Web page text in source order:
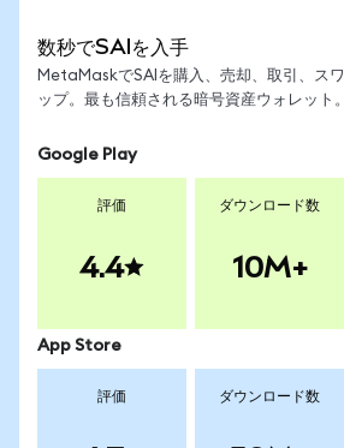
数秒でSAIを入手
MetaMaskでSAIを購入、売却、取引、スワ
ップ。最も信頼される暗号資産ウォレット。
Google Play
評価
4.4
ダウンロード数
10M+
App Store
評価 ダウンロード数